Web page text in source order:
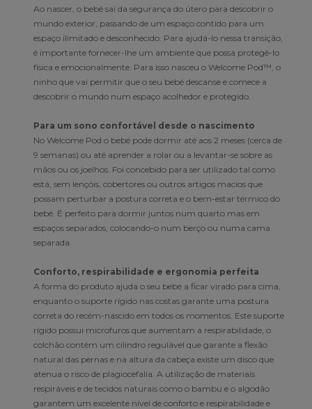
Ao nascer, o bebé sai da segurança do útero para descobrir o
mundo exterior, passando de um espaço contido para um
espaço ilimitado e desconhecido. Para ajudá-lo nessa transição,
é importante fornecer-lhe um ambiente que possa protegê-lo
física e emocionalmente. Para isso nasceu o Welcome Pod™, o
ninho que vai permitir que o seu bebé descanse e comece a
descobrir o mundo num espaço acolhedor e protegido.
Para um sono confortável desde o nascimento
No Welcome Pod o bebé pode dormir até aos 2 meses (cerca de
9 semanas) ou até aprender a rolar ou a levantar-se sobre as
mãos ou os joelhos. Foi concebido para ser utilizado tal como
está, sem lençóis, cobertores ou outros artigos macios que
possam perturbar a postura correta e o bem-estar térmico do
bebé. É perfeito para dormir juntos num quarto mas em
espaços separados, colocando-o num berço ou numa cama
separada.
Conforto, respirabilidade e ergonomia perfeita
A forma do produto ajuda o seu bebé a ficar virado para cima,
enquanto o suporte rígido nas costas garante uma postura
correta do recém-nascido em todos os momentos. Este suporte
rígido possui microfuros que aumentam a respirabilidade, o
colchão contém um cilindro regulável que garante a flexão
natural das pernas e na altura da cabeça existe um disco que
atenua o risco de plagiocefalia. A utilização de materiais
respiráveis e de tecidos naturais como o bambu e o algodão
garantem um excelente nível de conforto e respirabilidade e